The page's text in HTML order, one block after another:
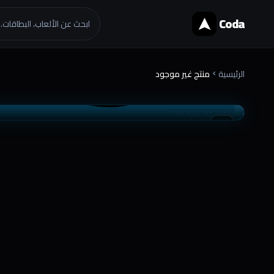
Coda ابحث عن الألعاب،
الرئيسية chevron_right منتج غير موجود